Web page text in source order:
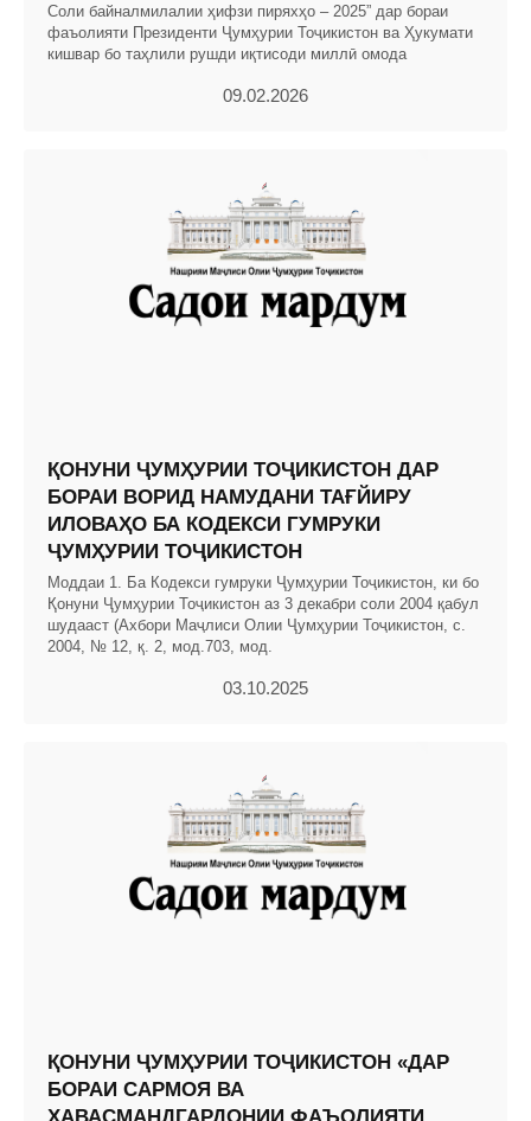
Соли байналмилалии ҳифзи пиряхҳо – 2025” дар бораи
фаъолияти Президенти Ҷумҳурии Тоҷикистон ва Ҳукумати
кишвар бо таҳлили рушди иқтисоди миллӣ омода
09.02.2026
ҚОНУНИ ҶУМҲУРИИ ТОҶИКИСТОН ДАР
БОРАИ ВОРИД НАМУДАНИ ТАҒЙИРУ
ИЛОВАҲО БА КОДЕКСИ ГУМРУКИ
ҶУМҲУРИИ ТОҶИКИСТОН
Моддаи 1. Ба Кодекси гумруки Ҷумҳурии Тоҷикистон, ки бо
Қонуни Ҷумҳурии Тоҷикистон аз 3 декабри соли 2004 қабул
шудааст (Ахбори Маҷлиси Олии Ҷумҳурии Тоҷикистон, с.
2004, № 12, қ. 2, мод.703, мод.
03.10.2025
ҚОНУНИ ҶУМҲУРИИ ТОҶИКИСТОН «ДАР
БОРАИ САРМОЯ ВА
ҲАВАСМАНДГАРДОНИИ ФАЪОЛИЯТИ